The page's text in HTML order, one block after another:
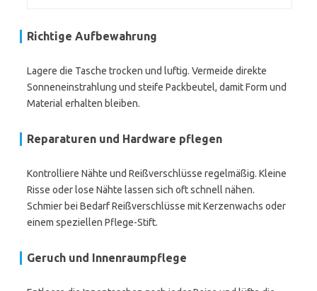
Richtige Aufbewahrung
Lagere die Tasche trocken und luftig. Vermeide direkte
Sonneneinstrahlung und steife Packbeutel, damit Form und
Material erhalten bleiben.
Reparaturen und Hardware pflegen
Kontrolliere Nähte und Reißverschlüsse regelmäßig. Kleine
Risse oder lose Nähte lassen sich oft schnell nähen.
Schmier bei Bedarf Reißverschlüsse mit Kerzenwachs oder
einem speziellen Pflege-Stift.
Geruch und Innenraumpflege